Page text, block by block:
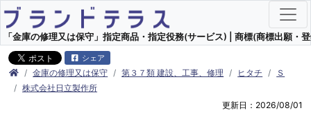
「金庫の修理又は保守」指定商品・指定役務(サービス) | 商標(商標出願・
シェア
金庫の修理又は保守 第３７類 建設、工事、修理 ヒタチ
Ｓ
株式会社日立製作所
更新日：2026/08/01